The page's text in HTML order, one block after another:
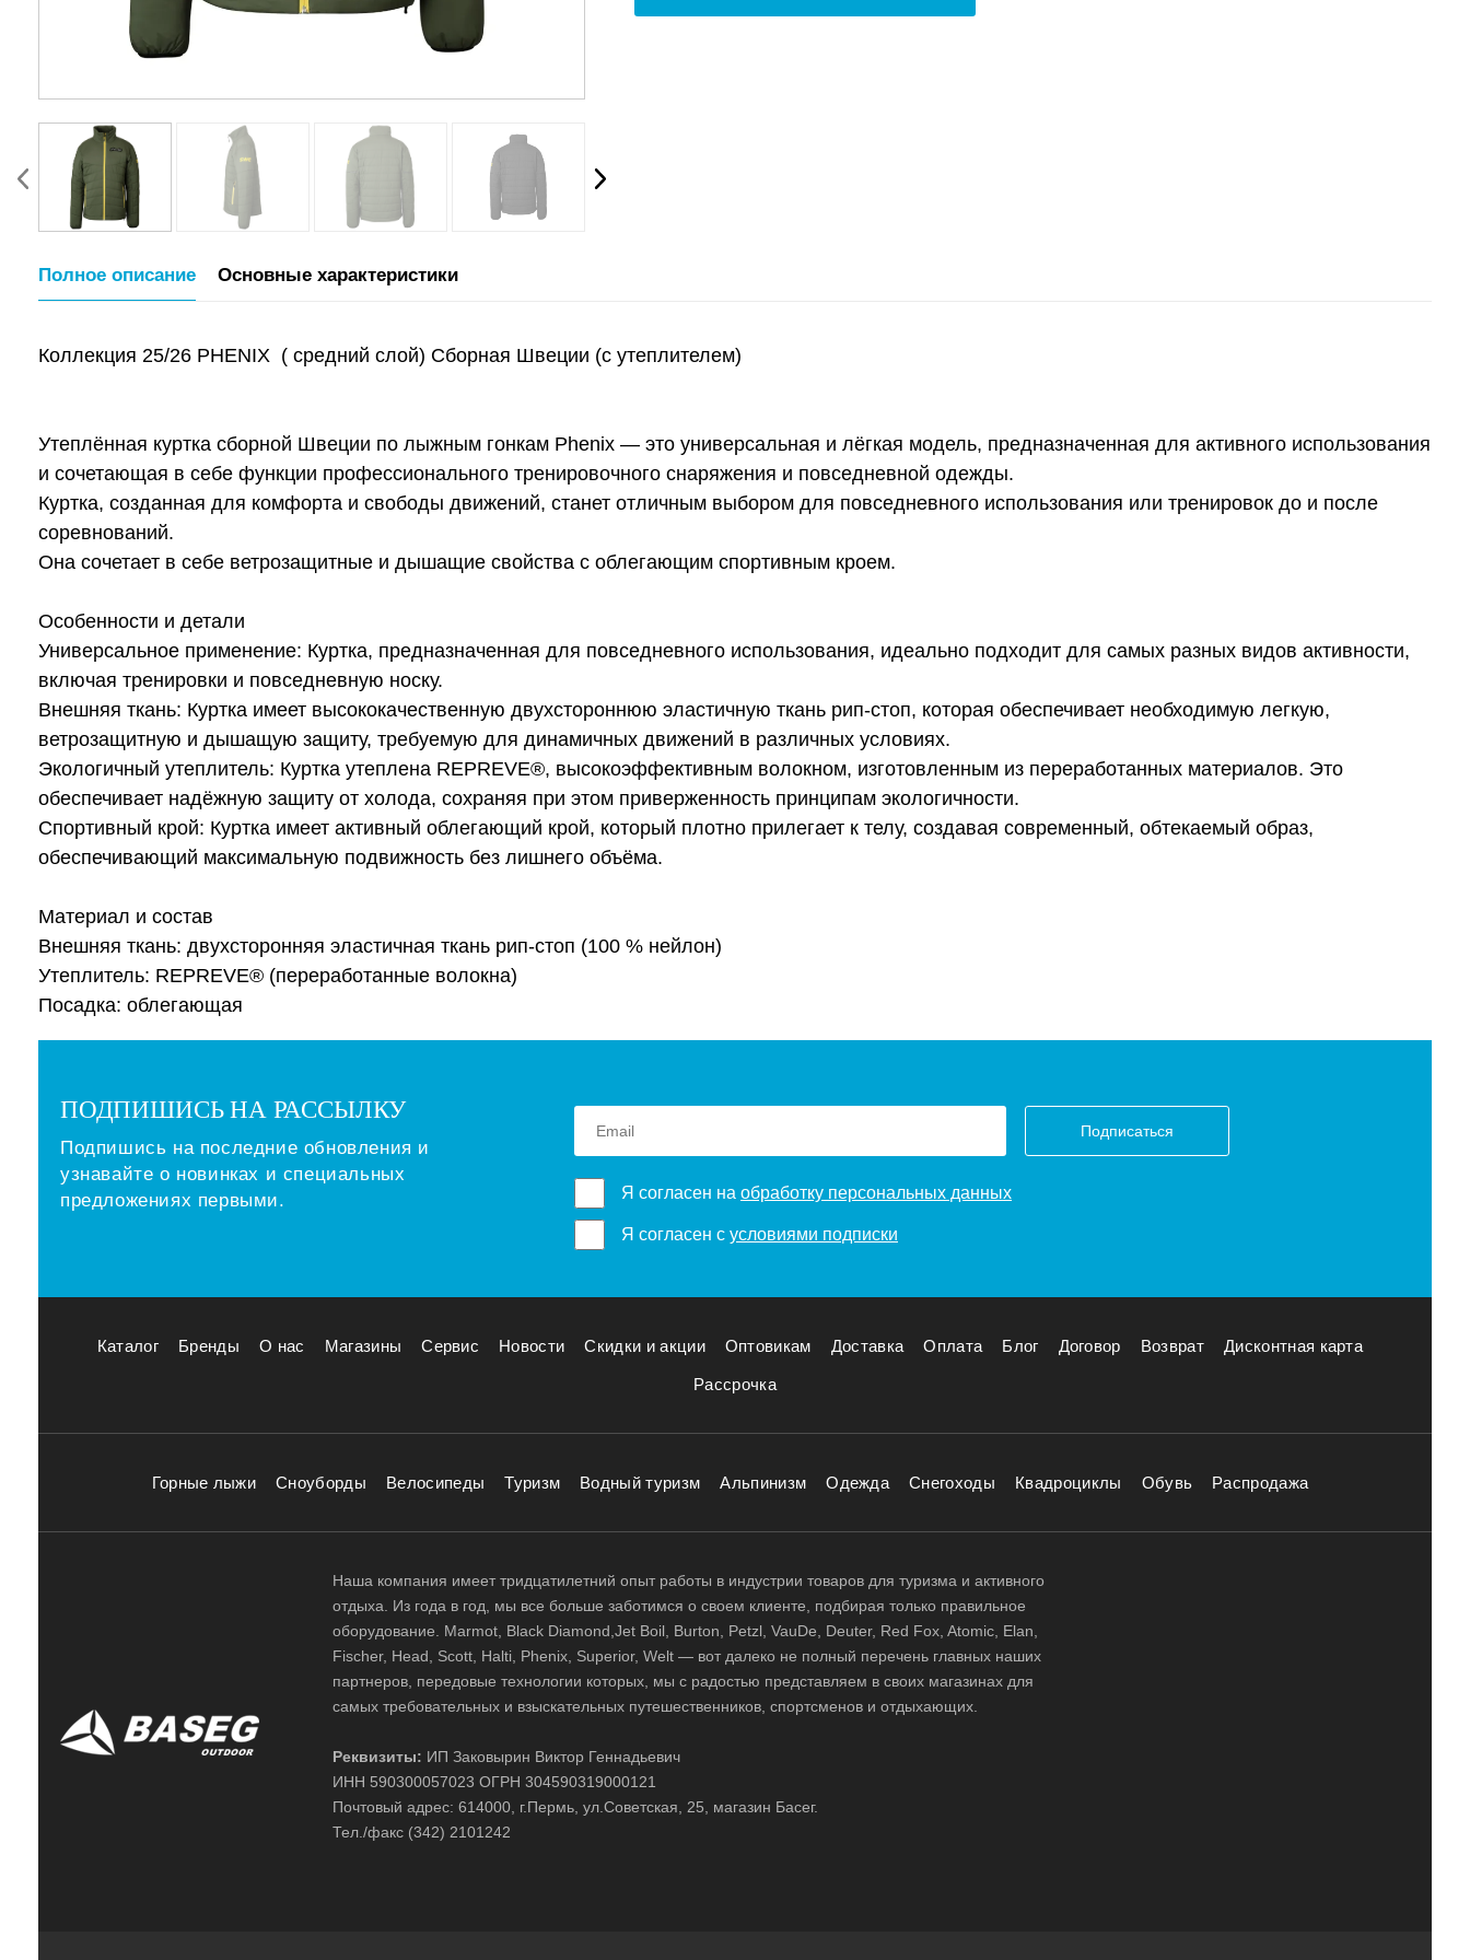
Полное описание Основные характеристики
Коллекция 25/26 PHENIX ( средний слой) Сборная Швеции (с утеплителем)
Утеплённая куртка сборной Швеции по лыжным гонкам Phenix — это универсальная и лёгкая модель, предназначенная для активного использования
и сочетающая в себе функции профессионального тренировочного снаряжения и повседневной одежды.
Куртка, созданная для комфорта и свободы движений, станет отличным выбором для повседневного использования или тренировок до и после
соревнований.
Она сочетает в себе ветрозащитные и дышащие свойства с облегающим спортивным кроем.
Особенности и детали
Универсальное применение: Куртка, предназначенная для повседневного использования, идеально подходит для самых разных видов активности,
включая тренировки и повседневную носку.
Внешняя ткань: Куртка имеет высококачественную двухстороннюю эластичную ткань рип-стоп, которая обеспечивает необходимую легкую,
ветрозащитную и дышащую защиту, требуемую для динамичных движений в различных условиях.
Экологичный утеплитель: Куртка утеплена REPREVE®, высокоэффективным волокном, изготовленным из переработанных материалов. Это
обеспечивает надёжную защиту от холода, сохраняя при этом приверженность принципам экологичности.
Спортивный крой: Куртка имеет активный облегающий крой, который плотно прилегает к телу, создавая современный, обтекаемый образ,
обеспечивающий максимальную подвижность без лишнего объёма.
Материал и состав
Внешняя ткань: двухсторонняя эластичная ткань рип-стоп (100 % нейлон)
Утеплитель: REPREVE® (переработанные волокна)
Посадка: облегающая
ПОДПИШИСЬ НА РАССЫЛКУ
Подпишись на последние обновления и
узнавайте о новинках и специальных
предложениях первыми.
Подписаться
Я согласен на обработку персональных данных
Я согласен с условиями подписки
Каталог Бренды О нас Магазины Сервис Новости Скидки и акции Оптовикам Доставка Оплата Блог Договор Возврат Дисконтная карта
Рассрочка
Горные лыжи Сноуборды Велосипеды Туризм Водный туризм Альпинизм Одежда Снегоходы Квадроциклы Обувь Распродажа
Наша компания имеет тридцатилетний опыт работы в индустрии товаров для туризма и активного
отдыха. Из года в год, мы все больше заботимся о своем клиенте, подбирая только правильное
оборудование. Marmot, Black Diamond,Jet Boil, Burton, Petzl, VauDe, Deuter, Red Fox, Atomic, Elan,
Fischer, Head, Scott, Halti, Phenix, Superior, Welt — вот далеко не полный перечень главных наших
партнеров, передовые технологии которых, мы с радостью представляем в своих магазинах для
самых требовательных и взыскательных путешественников, спортсменов и отдыхающих.
Реквизиты: ИП Заковырин Виктор Геннадьевич
ИНН 590300057023 ОГРН 304590319000121
Почтовый адрес: 614000, г.Пермь, ул.Советская, 25, магазин Басег.
Тел./факс (342) 2101242